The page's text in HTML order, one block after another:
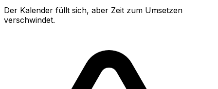
Der Kalender füllt sich, aber Zeit zum Umsetzen
verschwindet.